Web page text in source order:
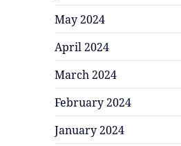
May 2024
April 2024
March 2024
February 2024
January 2024